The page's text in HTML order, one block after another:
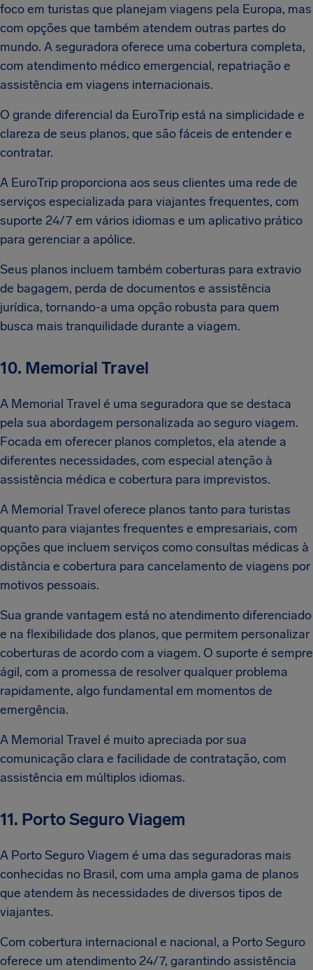
foco em turistas que planejam viagens pela Europa, mas
com opções que também atendem outras partes do
mundo. A seguradora oferece uma cobertura completa,
com atendimento médico emergencial, repatriação e
assistência em viagens internacionais.
O grande diferencial da EuroTrip está na simplicidade e
clareza de seus planos, que são fáceis de entender e
contratar.
A EuroTrip proporciona aos seus clientes uma rede de
serviços especializada para viajantes frequentes, com
suporte 24/7 em vários idiomas e um aplicativo prático
para gerenciar a apólice.
Seus planos incluem também coberturas para extravio
de bagagem, perda de documentos e assistência
jurídica, tornando-a uma opção robusta para quem
busca mais tranquilidade durante a viagem.
10. Memorial Travel
A Memorial Travel é uma seguradora que se destaca
pela sua abordagem personalizada ao seguro viagem.
Focada em oferecer planos completos, ela atende a
diferentes necessidades, com especial atenção à
assistência médica e cobertura para imprevistos.
A Memorial Travel oferece planos tanto para turistas
quanto para viajantes frequentes e empresariais, com
opções que incluem serviços como consultas médicas à
distância e cobertura para cancelamento de viagens por
motivos pessoais.
Sua grande vantagem está no atendimento diferenciado
e na flexibilidade dos planos, que permitem personalizar
coberturas de acordo com a viagem. O suporte é sempre
ágil, com a promessa de resolver qualquer problema
rapidamente, algo fundamental em momentos de
emergência.
A Memorial Travel é muito apreciada por sua
comunicação clara e facilidade de contratação, com
assistência em múltiplos idiomas.
11. Porto Seguro Viagem
A Porto Seguro Viagem é uma das seguradoras mais
conhecidas no Brasil, com uma ampla gama de planos
que atendem às necessidades de diversos tipos de
viajantes.
Com cobertura internacional e nacional, a Porto Seguro
oferece um atendimento 24/7, garantindo assistência